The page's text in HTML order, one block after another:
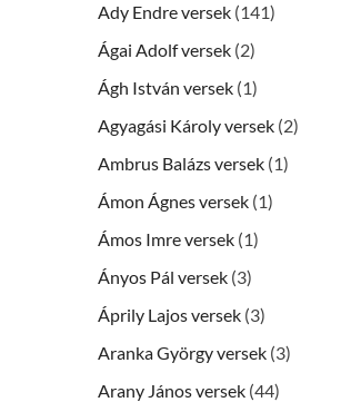
Ady Endre versek (141)
Ágai Adolf versek (2)
Ágh István versek (1)
Agyagási Károly versek (2)
Ambrus Balázs versek (1)
Ámon Ágnes versek (1)
Ámos Imre versek (1)
Ányos Pál versek (3)
Áprily Lajos versek (3)
Aranka György versek (3)
Arany János versek (44)